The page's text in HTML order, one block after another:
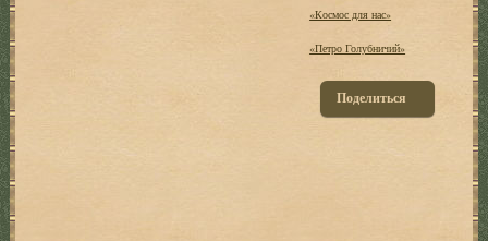
«Космос для нас»
«Петро Голубничий»
Поделиться